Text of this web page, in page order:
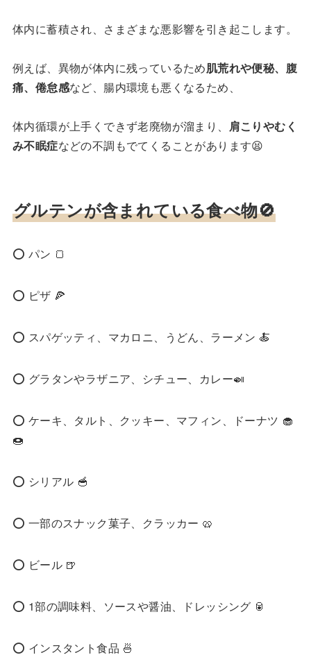
体内に蓄積され、さまざまな悪影響を引き起こします。
例えば、異物が体内に残っているため肌荒れや便秘、腹
痛、倦怠感など、腸内環境も悪くなるため、
体内循環が上手くできず老廃物が溜まり、 肩こりやむく
み不眠症などの不調もでてくることがあります😫
グルテンが含まれている食べ物🚫
⭕️ パン 🍞
⭕️ ピザ 🍕
⭕️ スパゲッティ、マカロニ、うどん、ラーメン 🍝
⭕️ グラタンやラザニア、シチュー、カレー🍛
⭕️ ケーキ、タルト、クッキー、マフィン、ドーナツ 🧁
🍩
⭕️ シリアル 🥣
⭕️ 一部のスナック菓子、クラッカー 🥨
⭕️ ビール 🍺
⭕️ 1部の調味料、ソースや醤油、ドレッシング 🥫
⭕️ インスタント食品 🍜